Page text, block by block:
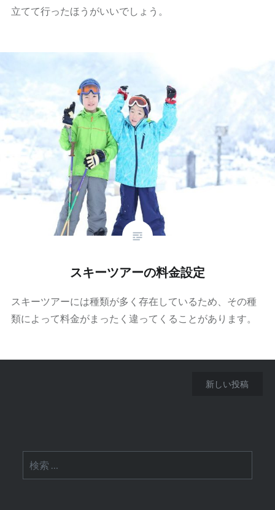
立てて行ったほうがいいでしょう。
スキーツアーの料金設定
スキーツアーには種類が多く存在しているため、その種
類によって料金がまったく違ってくることがあります。
ビ
新しい投稿
索: